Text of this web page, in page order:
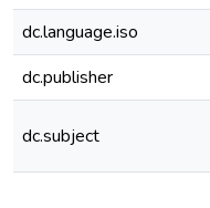
dc.language.iso
dc.publisher
dc.subject